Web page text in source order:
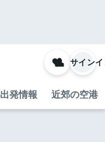
発情報 近郊の空港
サイン